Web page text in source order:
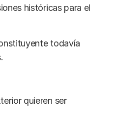
históricas para el
todavía
quieren ser